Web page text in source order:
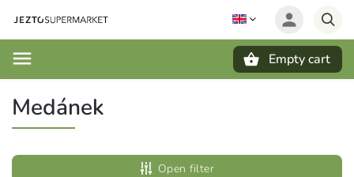
Empty cart
Medánek
Open filter